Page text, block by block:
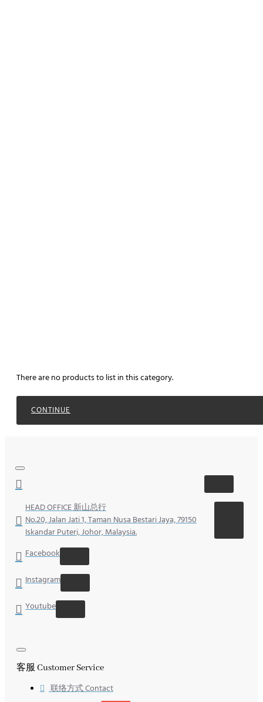
There are no products to list in this category.
CONTINUE
HEAD OFFICE 新山总行
No.20, Jalan Jati 1, Taman Nusa Bestari Jaya, 79150
Iskandar Puteri, Johor, Malaysia.
Facebook
Instagram
Youtube
客服 Customer Service
联络方式 Contact